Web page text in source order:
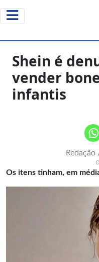
Shein é
vender
infantis
Os itens tinham, em